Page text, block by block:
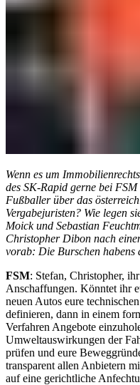
Wenn es um
des SK-Rapid gerne bei
Fußballer über das
Vergabejuristen? Wie legen
Moick und Sebastian
Christopher Dibon nach
vorab: Die Burschen habens
FSM: Stefan, Christopher,
Anschaffungen. Könntet ihr
neuen Autos eure
definieren, dann in einem
Verfahren Angebote
Umweltauswirkungen der
prüfen und eure
transparent allen Anbietern
auf eine gerichtliche